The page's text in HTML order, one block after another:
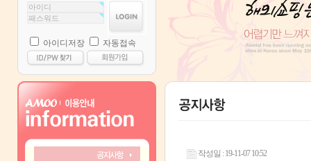
아이디저장 자동접속
작성일 : 19-11-07 10:52